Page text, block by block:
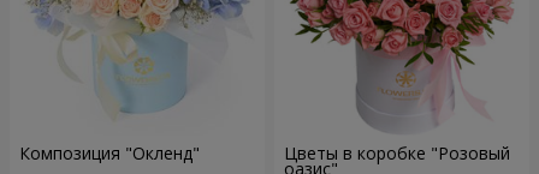
Композиция "Окленд" Цветы в коробке "Розовый
оазис"